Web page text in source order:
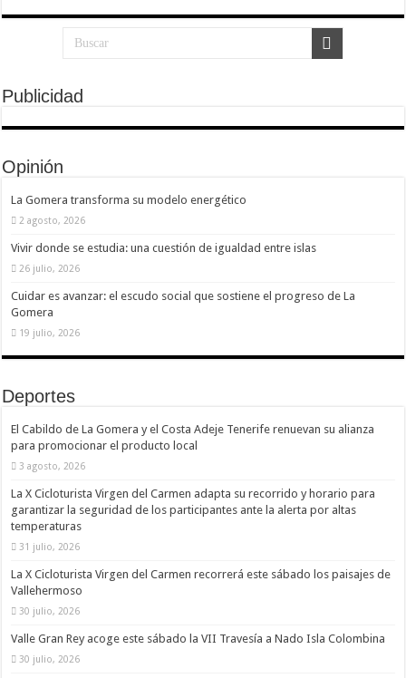
Publicidad
Opinión
La Gomera transforma su modelo energético
2 agosto, 2026
Vivir donde se estudia: una cuestión de igualdad entre islas
26 julio, 2026
Cuidar es avanzar: el escudo social que sostiene el progreso de La
Gomera
19 julio, 2026
Deportes
El Cabildo de La Gomera y el Costa Adeje Tenerife renuevan su alianza
para promocionar el producto local
3 agosto, 2026
La X Cicloturista Virgen del Carmen adapta su recorrido y horario para
garantizar la seguridad de los participantes ante la alerta por altas
temperaturas
31 julio, 2026
La X Cicloturista Virgen del Carmen recorrerá este sábado los paisajes de
Vallehermoso
30 julio, 2026
Valle Gran Rey acoge este sábado la VII Travesía a Nado Isla Colombina
30 julio, 2026